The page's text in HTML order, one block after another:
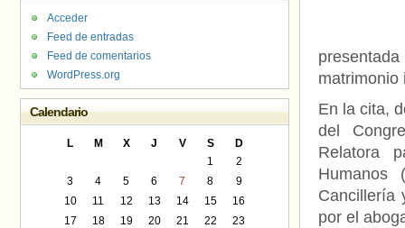
matrimonio
En la cita,
del
Relatora
Humanos
Cancillería
por el
Acceder
Feed de entradas
Feed de comentarios
WordPress.org
Calendario
L M X J V S
D
1
2
3
4 5 6 7 8
9
10
11 12 13 14 15
16
17
18 19 20 21 22
23